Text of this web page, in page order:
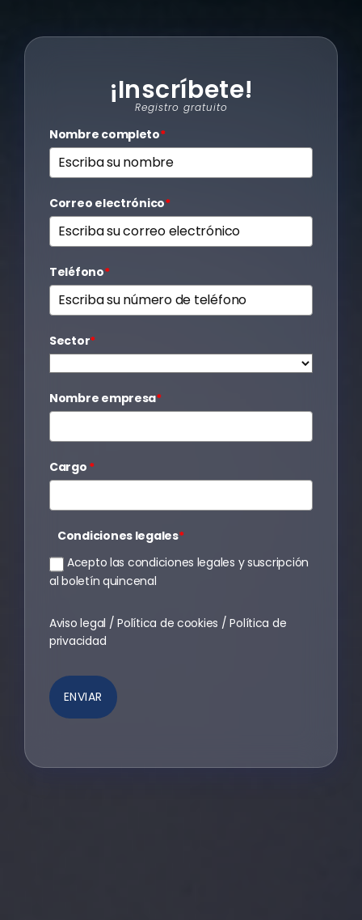
¡Inscríbete!
Registro gratuito
Nombre completo*
Correo electrónico*
Teléfono*
Sector*
Nombre empresa*
Cargo *
Condiciones legales*
Acepto las condiciones legales y suscripción
al boletín quincenal
Aviso legal /Política de cookies /Política de
privacidad
ENVIAR